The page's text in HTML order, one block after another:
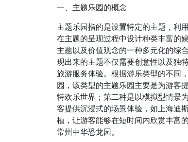
一、主题乐园的概念
主题乐园指的是设置特定的主题，利
在主题的呈现过程中设计种类丰富的
主题以及价值观念的一种多元化的综
现出来的主题不仅需要创意性以及独
旅游服务体验。根据游乐类型的不同
园，该类型的主题乐园主要是为游客
特欢乐世界；第二种是以模拟型情景
客提供沉浸式的场景体验，如上海迪
植，让游客能够在短时间内欣赏丰富
常州中华恐龙园。